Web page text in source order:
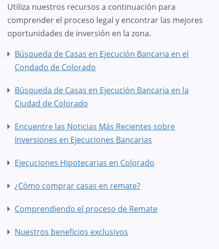
Utiliza nuestros recursos a continuación para
comprender el proceso legal y encontrar las mejores
oportunidades de inversión en la zona.
Búsqueda de Casas en Ejecución Bancaria en el
Condado de Colorado
Búsqueda de Casas en Ejecución Bancaria en la
Ciudad de Colorado
Encuentre las Noticias Más Recientes sobre
Inversiones en Ejecuciones Bancarias
Ejecuciones Hipotecarias en Colorado
¿Cómo comprar casas en remate?
Comprendiendo el proceso de Remate
Nuestros beneficios exclusivos